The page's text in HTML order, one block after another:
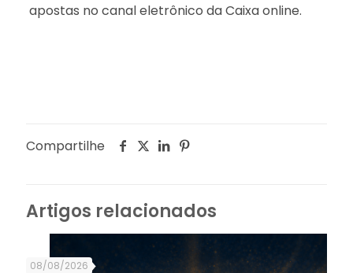
apostas no canal eletrônico da Caixa online.
Compartilhe
Artigos relacionados
08/08/2026